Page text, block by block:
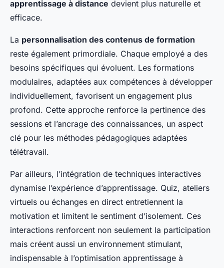
apprentissage à distance devient plus naturelle et
efficace.
La personnalisation des contenus de formation
reste également primordiale. Chaque employé a des
besoins spécifiques qui évoluent. Les formations
modulaires, adaptées aux compétences à développer
individuellement, favorisent un engagement plus
profond. Cette approche renforce la pertinence des
sessions et l’ancrage des connaissances, un aspect
clé pour les méthodes pédagogiques adaptées
télétravail.
Par ailleurs, l’intégration de techniques interactives
dynamise l’expérience d’apprentissage. Quiz, ateliers
virtuels ou échanges en direct entretiennent la
motivation et limitent le sentiment d’isolement. Ces
interactions renforcent non seulement la participation
mais créent aussi un environnement stimulant,
indispensable à l’optimisation apprentissage à